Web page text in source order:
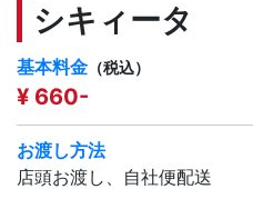
シキィータ
基本料金 （税込）
¥ 660-
お渡し方法
店頭お渡し、自社便配送